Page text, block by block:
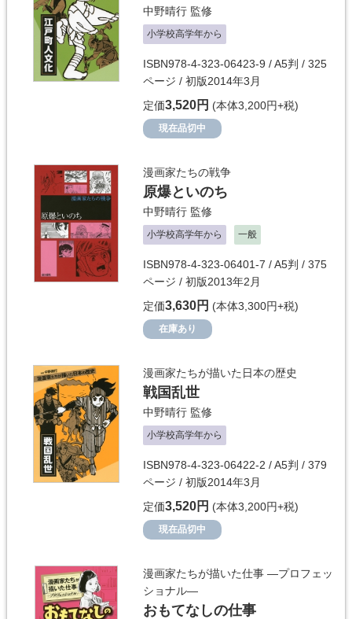
中野晴行 監修
小学校高学年から
ISBN978-4-323-06423-9 / A5判 / 325
ページ / 初版2014年3月
定価3,520円 (本体3,200円+税)
現在品切中
漫画家たちの戦争
原爆といのち
中野晴行 監修
小学校高学年から 一般
ISBN978-4-323-06401-7 / A5判 / 375
ページ / 初版2013年2月
定価3,630円 (本体3,300円+税)
在庫あり
漫画家たちが描いた日本の歴史
戦国乱世
中野晴行 監修
小学校高学年から
ISBN978-4-323-06422-2 / A5判 / 379
ページ / 初版2014年3月
定価3,520円 (本体3,200円+税)
現在品切中
漫画家たちが描いた仕事 ―プロフェッ
ショナル―
おもてなしの仕事